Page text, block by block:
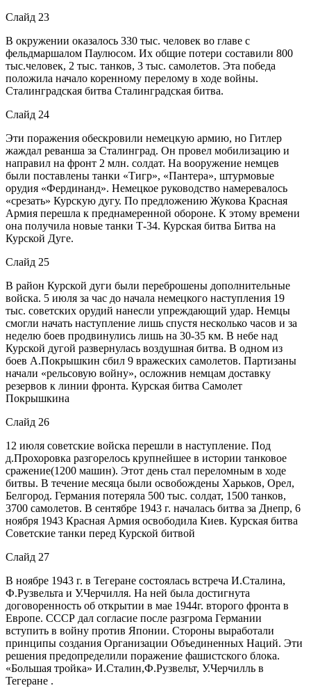
Слайд 23
В окружении оказалось 330 тыс. человек во главе с
фельдмаршалом Паулюсом. Их общие потери составили 800
тыс.человек, 2 тыс. танков, 3 тыс. самолетов. Эта победа
положила начало коренному перелому в ходе войны.
Сталинградская битва Сталинградская битва.
Слайд 24
Эти поражения обескровили немецкую армию, но Гитлер
жаждал реванша за Сталинград. Он провел мобилизацию и
направил на фронт 2 млн. солдат. На вооружение немцев
были поставлены танки «Тигр», «Пантера», штурмовые
орудия «Фердинанд». Немецкое руководство намеревалось
«срезать» Курскую дугу. По предложению Жукова Красная
Армия перешла к преднамеренной обороне. К этому времени
она получила новые танки Т-34. Курская битва Битва на
Курской Дуге.
Слайд 25
В район Курской дуги были переброшены дополнительные
войска. 5 июля за час до начала немецкого наступления 19
тыс. советских орудий нанесли упреждающий удар. Немцы
смогли начать наступление лишь спустя несколько часов и за
неделю боев продвинулись лишь на 30-35 км. В небе над
Курской дугой развернулась воздушная битва. В одном из
боев А.Покрышкин сбил 9 вражеских самолетов. Партизаны
начали «рельсовую войну», осложнив немцам доставку
резервов к линии фронта. Курская битва Самолет
Покрышкина
Слайд 26
12 июля советские войска перешли в наступление. Под
д.Прохоровка разгорелось крупнейшее в истории танковое
сражение(1200 машин). Этот день стал переломным в ходе
битвы. В течение месяца были освобождены Харьков, Орел,
Белгород. Германия потеряла 500 тыс. солдат, 1500 танков,
3700 самолетов. В сентябре 1943 г. началась битва за Днепр, 6
ноября 1943 Красная Армия освободила Киев. Курская битва
Советские танки перед Курской битвой
Слайд 27
В ноябре 1943 г. в Тегеране состоялась встреча И.Сталина,
Ф.Рузвельта и У.Черчилля. На ней была достигнута
договоренность об открытии в мае 1944г. второго фронта в
Европе. СССР дал согласие после разгрома Германии
вступить в войну против Японии. Стороны выработали
принципы создания Организации Объединенных Наций. Эти
решения предопределили поражение фашистского блока.
«Большая тройка» И.Сталин,Ф.Рузвельт, У.Черчилль в
Тегеране .